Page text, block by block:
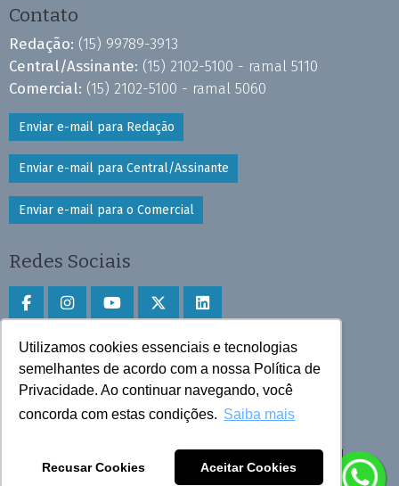
Utilizamos cookies essenciais e tecnologias
semelhantes de acordo com a nossa Política de
Privacidade. Ao continuar navegando, você
concorda com estas condições. Saiba mais
Recusar Cookies Aceitar Cookies
Contato
Redação: (15) 99789-3913
Central/Assinante: (15) 2102-5100 - ramal 5110
Comercial: (15) 2102-5100 - ramal 5060
Enviar e-mail para Redação
Enviar e-mail para Central/Assinante
Enviar e-mail para o Comercial
Redes Sociais
Faça download do aplicativo
Play Store e App Store
Todos os direitos reservados © 2025 Cruzeiro do Sul